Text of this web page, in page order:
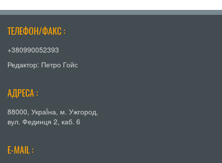
ТЕЛЕФОН/ФАКС :
+380990052393
Редактор: Петро Гойс
АДРЕСА :
88000, УкраЇна, м. Ужгород,
вул. Фединця 2, каб. 6
E-MAIL :